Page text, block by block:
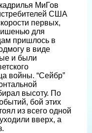
МиГов
США
первых,
для
пришлось в
в виде
и были
войны. “Сейбр”
высоту. По
бой этих
из всего одной
вверх, а